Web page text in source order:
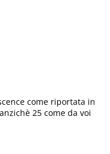
come riportata in
25 come da voi